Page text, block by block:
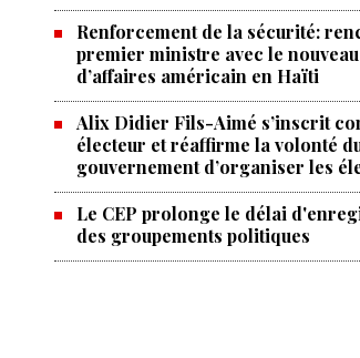
Renforcement de la sécurité:
premier ministre avec le
d’affaires américain en Haïti
Alix Didier Fils-Aimé s’inscrit
électeur et réaffirme la volonté
gouvernement d’organiser les
Le CEP prolonge le délai
des groupements politiques